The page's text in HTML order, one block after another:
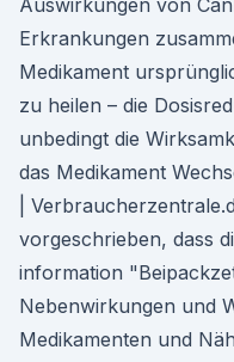
Auswirkungen von
Erkrankungen
Medikament
zu heilen – die
unbedingt die
das Medikament
|
vorgeschrieben, dass
information
Nebenwirkungen und
Medikamenten und